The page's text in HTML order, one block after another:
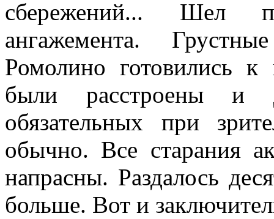
сбережений... Шел
ангажемента.
Ромолино готовились
были расстроены и
обязательных при
обычно. Все старания
напрасны. Раздалось
больше. Вот и